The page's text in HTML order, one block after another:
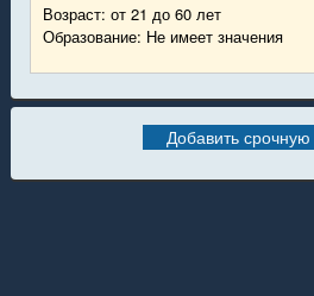
Возраст: от 21 до 60 лет
Образование: Не имеет значения
Добавить